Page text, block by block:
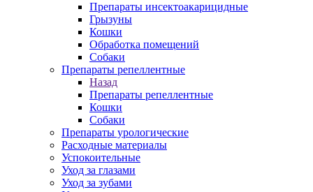
Препараты инсектоакарицидные
Грызуны
Кошки
Обработка помещений
Собаки
Препараты репеллентные
Назад
Препараты репеллентные
Кошки
Собаки
Препараты урологические
Расходные материалы
Успокоительные
Уход за глазами
Уход за зубами